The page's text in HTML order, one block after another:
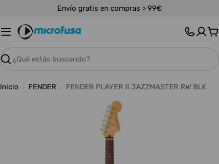
contenido
Envío gratis en compras > 99€
Buscar
Inicio FENDER FENDER PLAYER II JAZZMASTER RW BLK